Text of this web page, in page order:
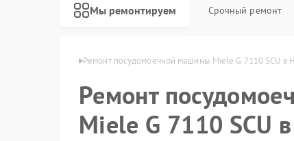
Мы ремонтируем Срочный ремонт
Miele в Нальчике Ремонт посудомоечной машины Miele G 7110 SCU в
Ремонт
Miele G 7110 SCU